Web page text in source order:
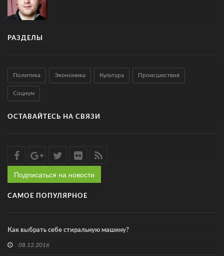
РАЗДЕЛЫ
Политика Экономика Культура Происшествия
Социум
ОСТАВАЙТЕСЬ НА СВЯЗИ
Подписаться на новости
САМОЕ ПОПУЛЯРНОЕ
Как выбрать себе стиральную машину?
08.12.2016